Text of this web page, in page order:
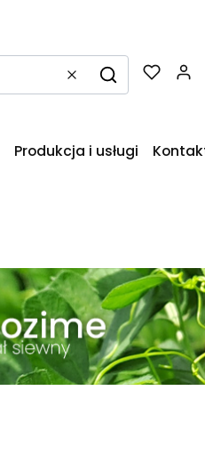
WyczyśćSzukaj
Produkcja i usługi